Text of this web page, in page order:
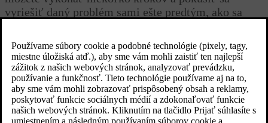
Aktualizované 10. 04. 2026
vyriešiť daný problém sami ešte predtým, ako sa
Problémy so službou Plug & Charge môžu spočívať v zmluve o
nabíjaní, môžu byť spojené s nabíjacou stanicou alebo jednoducho
nabíjacia stanica nepodporuje službu Plug & Charge.
Ak chcete zistiť, či nabíjacia stanica podporuje službu Plug &
Charge, na stredovom displeji si v aplikácii Google Maps prečítajte